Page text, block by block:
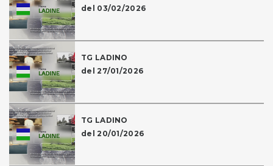
del 03/02/2026
TG LADINO
del 27/01/2026
TG LADINO
del 20/01/2026